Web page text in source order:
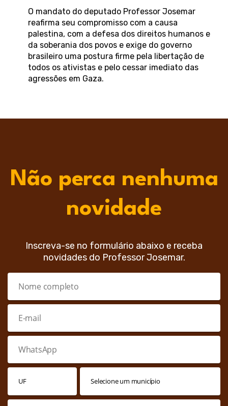
O mandato do deputado Professor Josemar
reafirma seu compromisso com a causa
palestina, com a defesa dos direitos humanos e
da soberania dos povos e exige do governo
brasileiro uma postura firme pela libertação de
todos os ativistas e pelo cessar imediato das
agressões em Gaza.
Não perca nenhuma
novidade
Inscreva-se no formulário abaixo e receba
novidades do Professor Josemar.